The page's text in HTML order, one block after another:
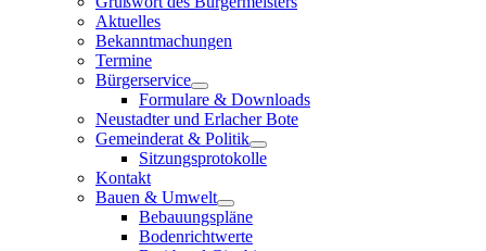
Aktuelles
Bekanntmachungen
Termine
Bürgerservice
Formulare & Downloads
Neustadter und Erlacher Bote
Gemeinderat & Politik
Sitzungsprotokolle
Kontakt
Bauen & Umwelt
Bebauungspläne
Bodenrichtwerte